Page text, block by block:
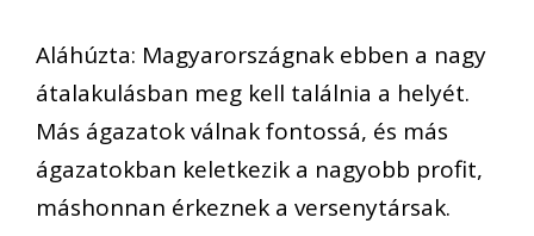
Aláhúzta: Magyarországnak ebben a nagy
átalakulásban meg kell találnia a helyét.
Más ágazatok válnak fontossá, és más
ágazatokban keletkezik a nagyobb profit,
máshonnan érkeznek a versenytársak.